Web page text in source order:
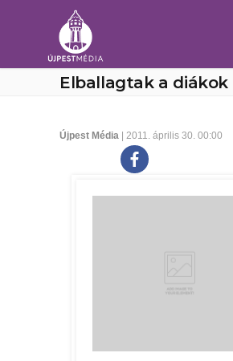
Elballagtak a diákok
Újpest Média | 2011. április 30. 00:00